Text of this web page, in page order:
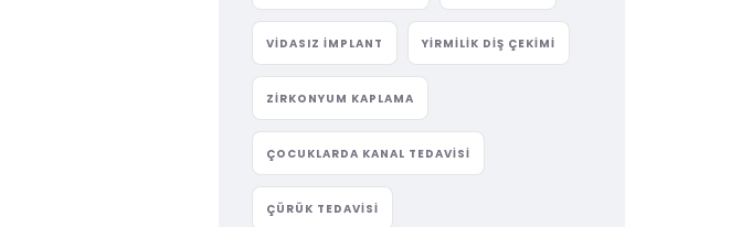
VIDASIZ IMPLANT YIRMILIK DIŞ ÇEKIMI
ZIRKONYUM KAPLAMA
ÇOCUKLARDA KANAL TEDAVISI
ÇÜRÜK TEDAVISI